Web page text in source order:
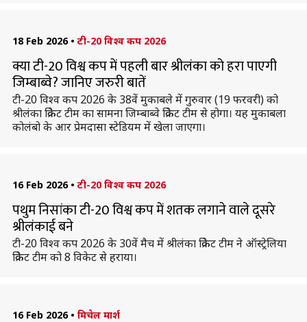
18 Feb 2026 • टी-20 विश्व कप 2026
क्या टी-20 विश्व कप में पहली बार श्रीलंका को हरा पाएगी
जिम्बाब्वे? जानिए जरुरी बातें
टी-20 विश्व कप 2026 के 38वें मुकाबले में गुरुवार (19 फरवरी) को
श्रीलंका क्रिकेट टीम का सामना जिम्बाब्वे क्रिकेट टीम से होगा। यह मुकाबला
कोलंबो के आर प्रेमदासा स्टेडियम में खेला जाएगा।
16 Feb 2026 • टी-20 विश्व कप 2026
पथुम निसांका टी-20 विश्व कप में शतक लगाने वाले दूसरे
श्रीलंकाई बने
टी-20 विश्व कप 2026 के 30वें मैच में श्रीलंका क्रिकेट टीम ने ऑस्ट्रेलिया
क्रिकेट टीम को 8 विकेट से हराया।
16 Feb 2026 • मिचेल मार्श